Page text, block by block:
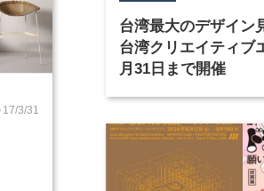
17/3/31
台湾最大のデザイン
台湾クリエイティブ
月31日まで開催